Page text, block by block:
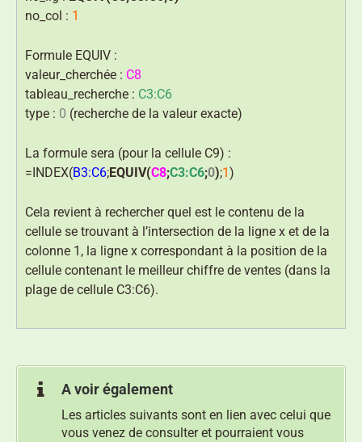
no_col : 1
Formule EQUIV :
valeur_cherchée : C8
tableau_recherche : C3:C6
type : 0 (recherche de la valeur exacte)
La formule sera (pour la cellule C9) :
=INDEX(B3:C6;EQUIV(C8;C3:C6;0);1 )
Cela revient à rechercher quel est le contenu de la
cellule se trouvant à l’intersection de la ligne x et de la
colonne 1, la ligne x correspondant à la position de la
cellule contenant le meilleur chiffre de ventes (dans la
plage de cellule C3:C6).
A voir également
Les articles suivants sont en lien avec celui que
vous venez de consulter et pourraient vous